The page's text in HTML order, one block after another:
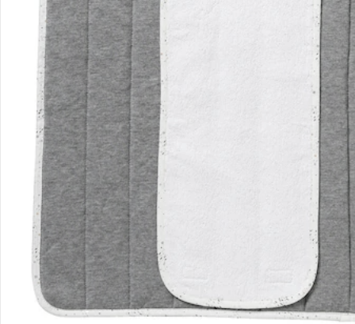
Sicher & flexibel bezahlen
Sicher einkaufen
Versanddienstleister